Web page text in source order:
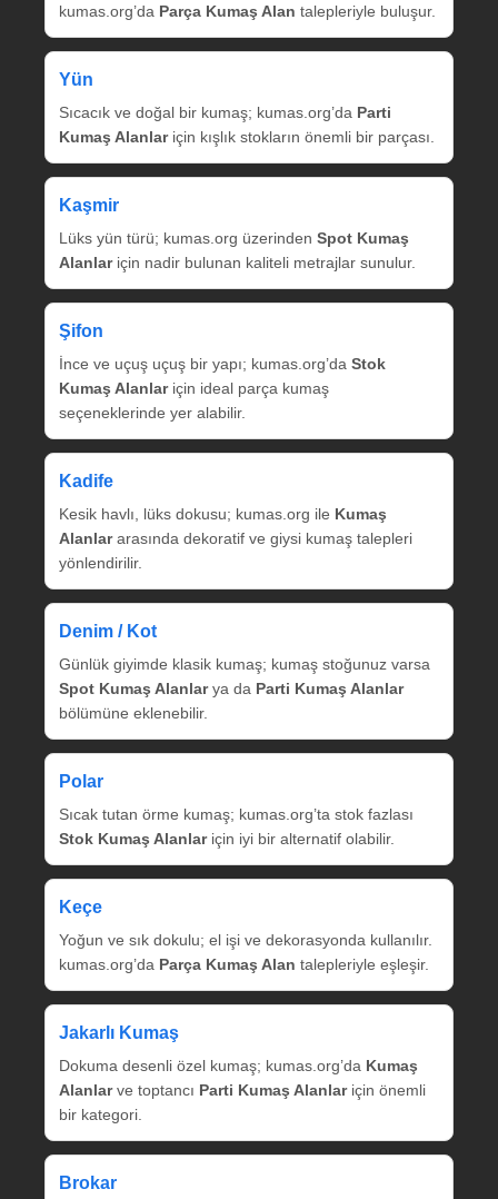
kumas.org’da Parça Kumaş Alan talepleriyle buluşur.
Yün
Sıcacık ve doğal bir kumaş; kumas.org’da Parti
Kumaş Alanlariçin kışlık stokların önemli bir parçası.
Kaşmir
Lüks yün türü; kumas.org üzerinden Spot Kumaş
Alanlariçin nadir bulunan kaliteli metrajlar sunulur.
Şifon
İnce ve uçuş uçuş bir yapı; kumas.org’da Stok
Kumaş Alanlariçin ideal parça kumaş
seçeneklerinde yer alabilir.
Kadife
Kesik havlı, lüks dokusu; kumas.org ile Kumaş
Alanlararasında dekoratif ve giysi kumaş talepleri
yönlendirilir.
Denim / Kot
Günlük giyimde klasik kumaş; kumaş stoğunuz varsa
Spot Kumaş Alanlarya da Parti Kumaş Alanlar
bölümüne eklenebilir.
Polar
Sıcak tutan örme kumaş; kumas.org’ta stok fazlası
Stok Kumaş Alanlariçin iyi bir alternatif olabilir.
Keçe
Yoğun ve sık dokulu; el işi ve dekorasyonda kullanılır.
kumas.org’da Parça Kumaş Alan talepleriyle eşleşir.
Jakarlı Kumaş
Dokuma desenli özel kumaş; kumas.org’da Kumaş
Alanlarve toptancı Parti Kumaş Alanlariçin önemli
bir kategori.
Brokar